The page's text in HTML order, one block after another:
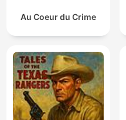
Au Coeur du Crime